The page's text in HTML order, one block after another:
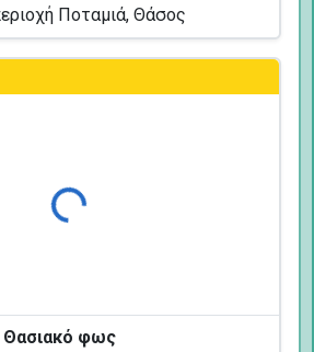
Ποταμιά, Θάσος
Φόρτωση...
Θασιακό φως